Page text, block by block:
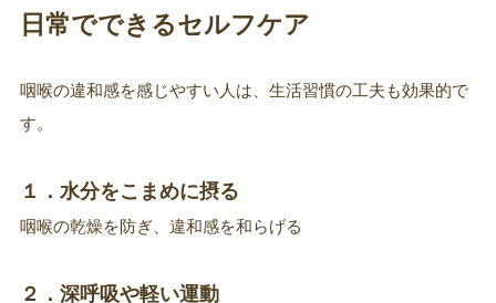
日常でできるセルフケア
咽喉の違和感を感じやすい人は、生活習慣の工夫も効果的で
す。
１．水分をこまめに摂る
咽喉の乾燥を防ぎ、違和感を和らげる
２．深呼吸や軽い運動